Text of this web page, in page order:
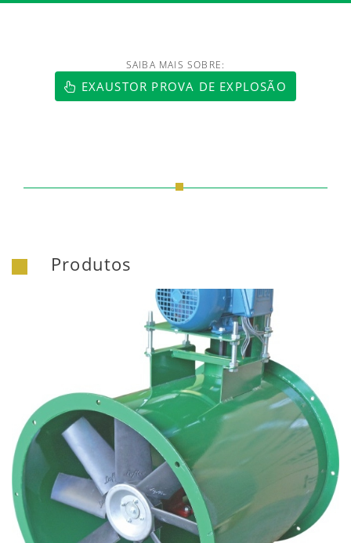
https://www.luftmaxi.com.br/
SAIBA MAIS SOBRE:
EXAUSTOR PROVA DE EXPLOSÃO
Produtos